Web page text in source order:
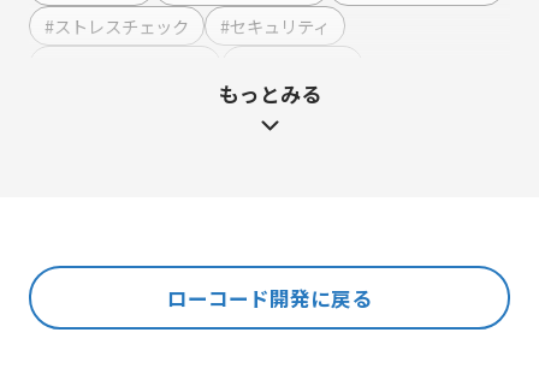
セミナー・イベント管理
マーケティング運営支援
人事・総務・経理・IR
ストレスチェックサービス
#ストレスチェック
#セキュリティ
#メーカー
#メリット・デメリット
#料金・費用
#業務効率化 #機能・仕組み
#法令
#総務 #連携
#選び方
もっとみる
ローコード開発に戻る